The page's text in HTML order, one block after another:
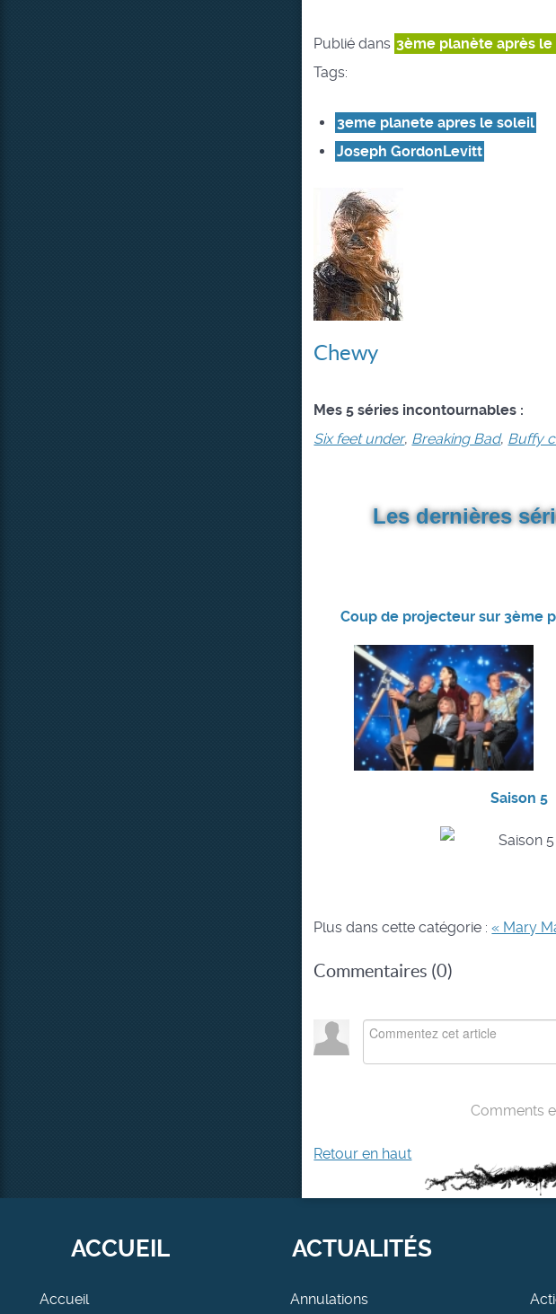
Publié dans 3ème planète après
Tags:
3eme planete apres le soleil
Joseph GordonLevitt
Chewy
Mes 5 séries incontournables :
Six feet under, Breaking Bad, Buffy
Les dernières
Coup de projecteur sur 3ème
Saison 5
Plus dans cette catégorie :« Mary
Commentaires (0)
Comments
Retour en haut
ACCUEIL
Accueil
ACTUALITÉS
Annulations